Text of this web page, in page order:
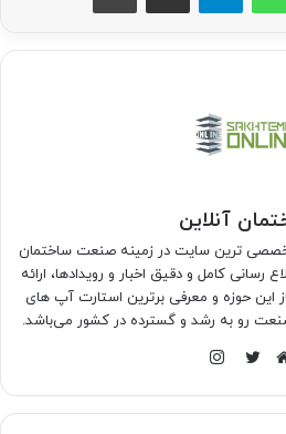
آنلاین
ترین سایت در زمینه صنعت ساختمان
کامل و دقیق اخبار و رویدادها، ارائه
حوزه و معرفی برترین استارت آپ های
رو به رشد و گسترده در کشور می‌باشد.